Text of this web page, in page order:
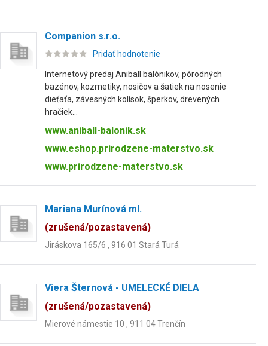
Companion s.r.o.
Pridať hodnotenie
Internetový predaj Aniball balónikov, pôrodných
bazénov, kozmetiky, nosičov a šatiek na nosenie
dieťaťa, závesných kolísok, šperkov, drevených
hračiek...
www.aniball-balonik.sk
www.eshop.prirodzene-materstvo.sk
www.prirodzene-materstvo.sk
Mariana Murínová ml.
(zrušená/pozastavená)
Jiráskova 165/6 , 916 01 Stará Turá
Viera Šternová - UMELECKÉ DIELA
(zrušená/pozastavená)
Mierové námestie 10 , 911 04 Trenčín